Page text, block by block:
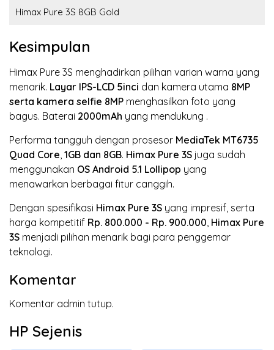
Himax Pure 3S 8GB Gold
Kesimpulan
Himax Pure 3S menghadirkan pilihan varian warna yang
menarik. Layar IPS-LCD 5inci dan kamera utama 8MP
serta kamera selfie 8MP menghasilkan foto yang
bagus. Baterai 2000mAh yang mendukung .
Performa tangguh dengan prosesor MediaTek MT6735
Quad Core, 1GB dan 8GB. Himax Pure 3S juga sudah
menggunakan OS Android 5.1 Lollipop yang
menawarkan berbagai fitur canggih.
Dengan spesifikasi Himax Pure 3S yang impresif, serta
harga kompetitif Rp. 800.000 - Rp. 900.000, Himax Pure
3S menjadi pilihan menarik bagi para penggemar
teknologi.
Komentar
Komentar admin tutup.
HP Sejenis